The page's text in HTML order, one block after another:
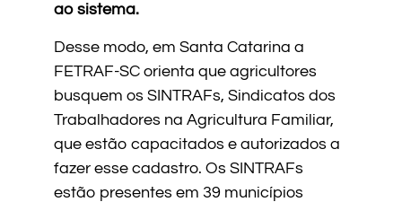
ao sistema.
Desse modo, em Santa Catarina a
FETRAF-SC orienta que agricultores
busquem os SINTRAFs, Sindicatos dos
Trabalhadores na Agricultura Familiar,
que estão capacitados e autorizados a
fazer esse cadastro. Os SINTRAFs
estão presentes em 39 municípios